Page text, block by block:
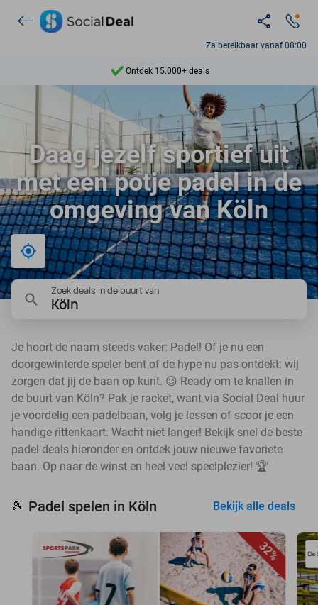
Za bereikbaar vanaf 08:00
Ontdek 15.000+ deals
7 dagen per week beschikbaar
10+ miljoen leden
9,4
Ontdek 15.000+ deals
Daag jezelf sportief uit
met een potje padel in de
omgeving van Köln
Bij mij in de buurt
Zoek deals in de buurt van
Köln
Je hoort de naam steeds vaker: Padel! Of je nu een
doorgewinterde speler bent of de hype nu pas ontdekt: wij
zorgen dat jij de baan op kunt. 😉 Ready om te knallen in
de buurt van Köln? Pak je racket, want via Social Deal huur
je voordelig een padelbaan, volg je lessen of scoor je een
handige rittenkaart. Wacht niet langer! Bekijk snel de beste
padel deals hieronder en ontdek jouw nieuwe favoriete
baan. Op naar de winst en heel veel speelplezier! 🏆
🎾 Padel spelen in Köln Bekijk alle deals
32%